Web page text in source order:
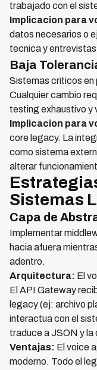
trabajado con el
Implicacion para
datos necesarios o
tecnica y
Baja
Sistemas criticos en
Cualquier cambio
testing exhaustivo y
Implicacion para
core legacy. La
como sistema
alterar
Sistemas
Capa de
Implementar
hacia afuera
adentro.
Arquitectura: El
El API Gateway
legacy (ej: archivo
interactua con el
traduce a JSON y la
Ventajas: El voice
moderno. Todo el